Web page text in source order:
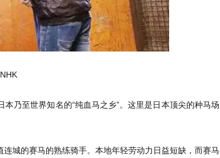
乃至世界知名的“纯血马之乡”。这里是日本顶尖的种马场
城的赛马的熟练骑手。本地年轻劳动力日益短缺，而赛马